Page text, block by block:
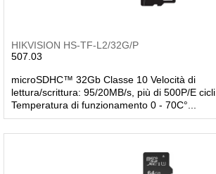
HIKVISION HS-TF-L2/32G/P
507.03
microSDHC™ 32Gb Classe 10 Velocità di
lettura/scrittura: 95/20MB/s, più di 500P/E cicli.
Temperatura di funzionamento 0 - 70C°...